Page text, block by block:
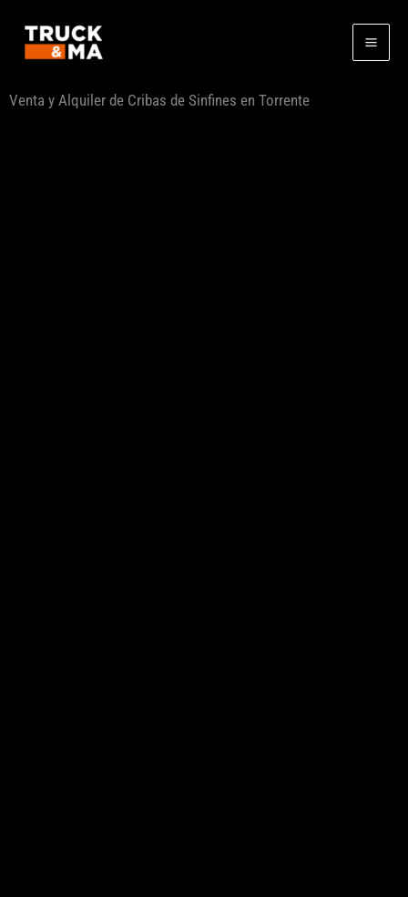
contenido
Venta y Alquiler de Cribas de Sinfines en Torrente